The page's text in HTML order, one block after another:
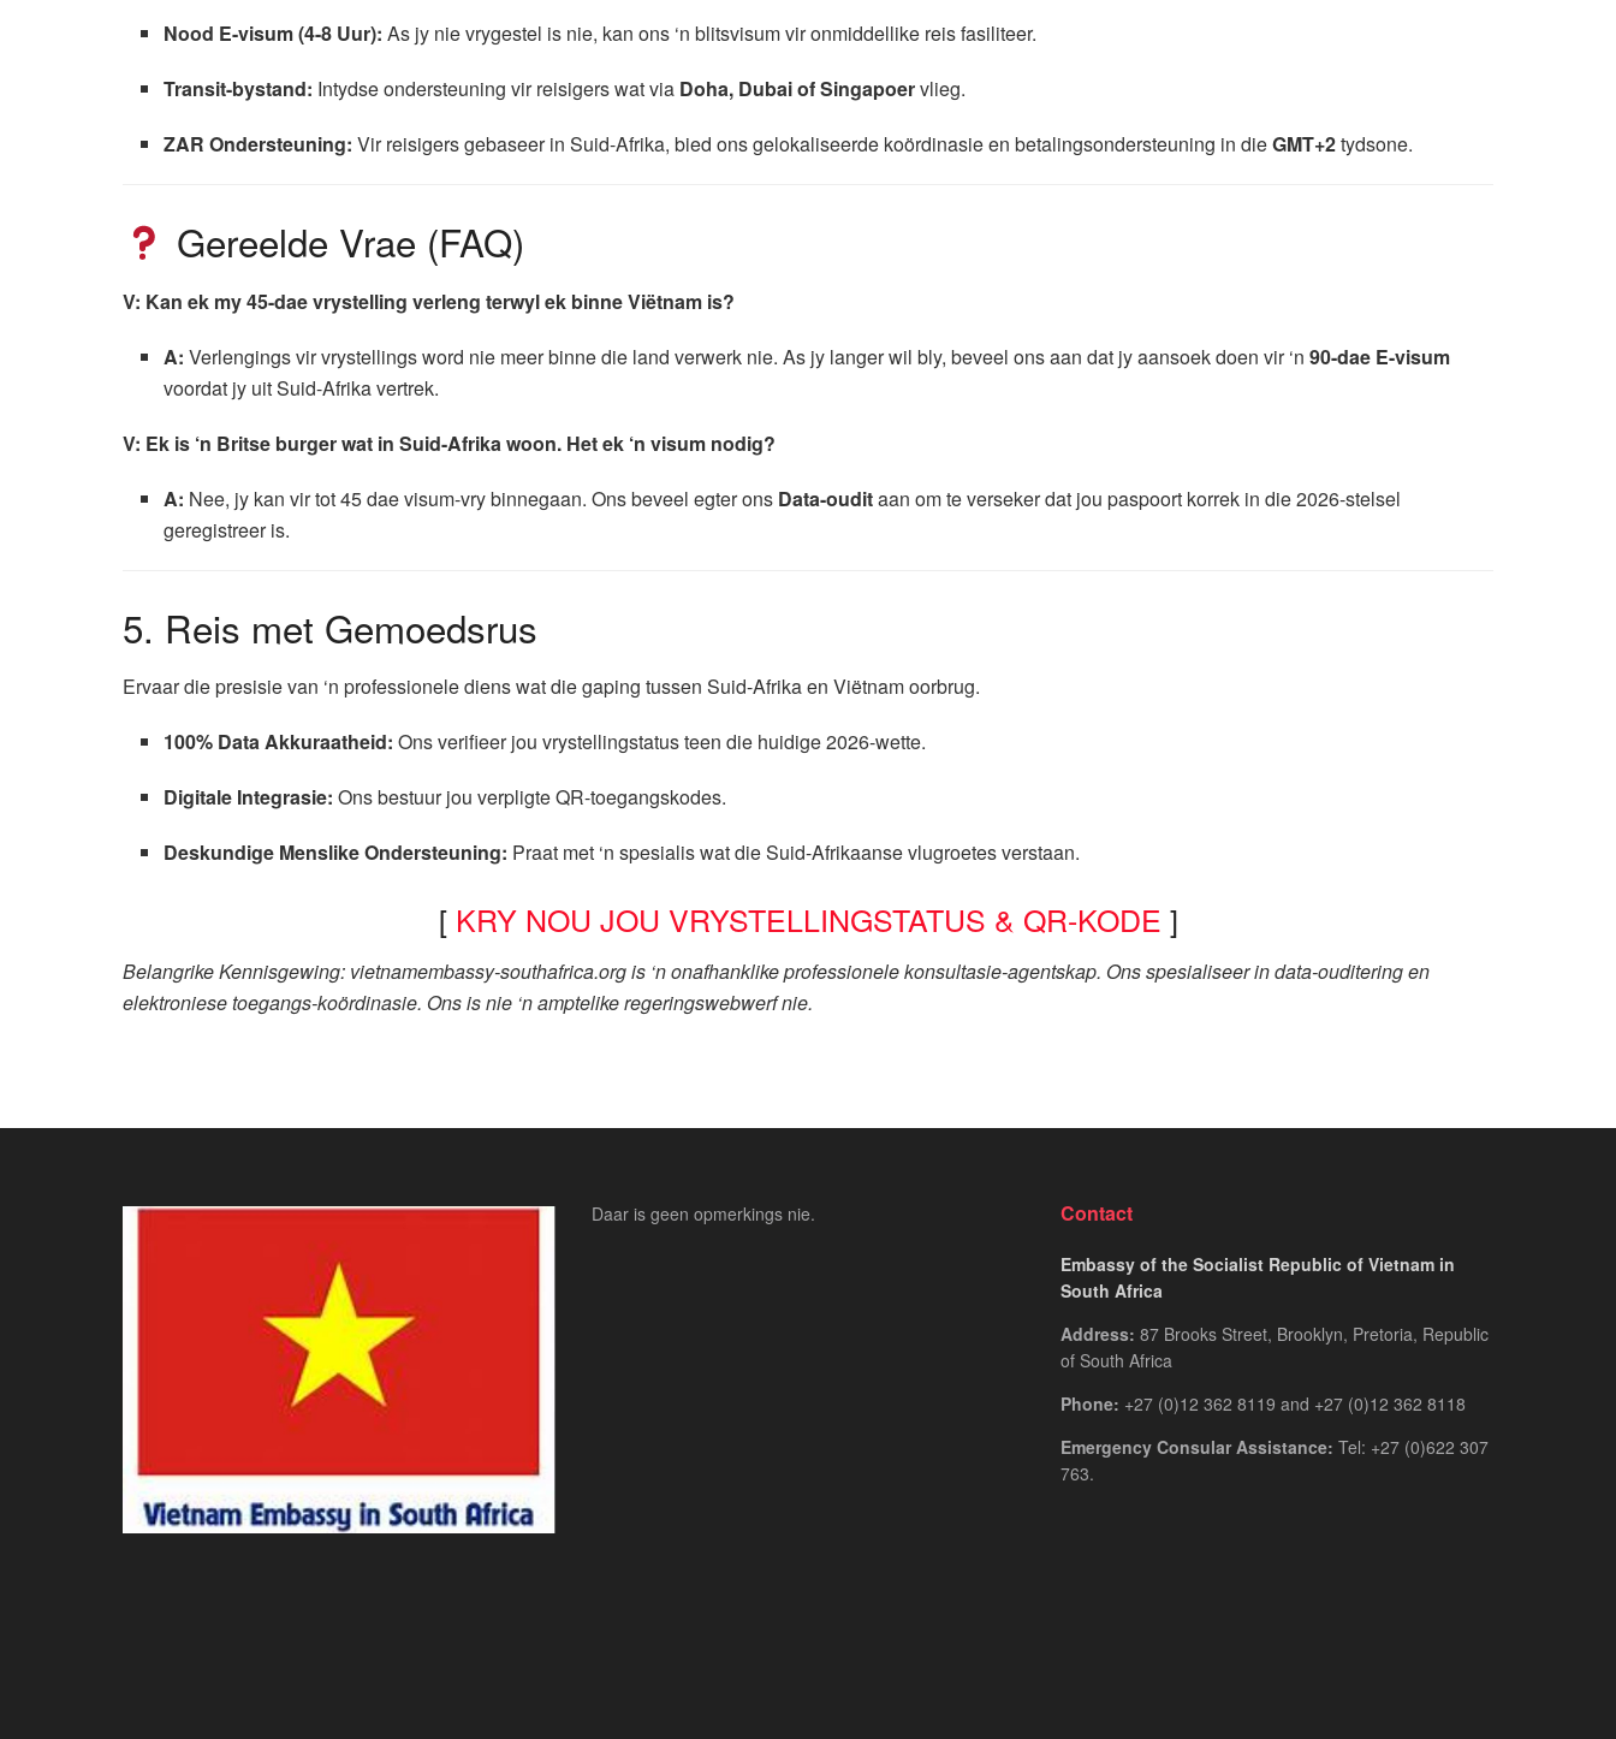
Nood E-visum (4-8 Uur): As jy nie vrygestel is nie, kan ons ‘n blitsvisum vir onmiddellike reis fasiliteer.
Transit-bystand: Intydse ondersteuning vir reisigers wat via Doha, Dubai of Singapoervlieg.
ZAR Ondersteuning: Vir reisigers gebaseer in Suid-Afrika, bied ons gelokaliseerde koördinasie en betalingsondersteuning in dieGMT+2tydsone.
Gereelde Vrae (FAQ)
V: Kan ek my 45-dae vrystelling verleng terwyl ek binne Viëtnam is?
A: Verlengings vir vrystellings word nie meer binne die land verwerk nie. As jy langer wil bly, beveel ons aan dat jy aansoek doen vir ‘n90-dae E-visum
voordat jy uit Suid-Afrika vertrek.
V: Ek is ‘n Britse burger wat in Suid-Afrika woon. Het ek ‘n visum nodig?
A: Nee, jy kan vir tot 45 dae visum-vry binnegaan. Ons beveel egter ons Data-ouditaan om te verseker dat jou paspoort korrek in die 2026-stelsel
geregistreer is.
5. Reis met Gemoedsrus
Ervaar die presisie van ‘n professionele diens wat die gaping tussen Suid-Afrika en Viëtnam oorbrug.
100% Data Akkuraatheid: Ons verifieer jou vrystellingstatus teen die huidige 2026-wette.
Digitale Integrasie: Ons bestuur jou verpligte QR-toegangskodes.
Deskundige Menslike Ondersteuning: Praat met ‘n spesialis wat die Suid-Afrikaanse vlugroetes verstaan.
[ KRY NOU JOU VRYSTELLINGSTATUS & QR-KODE ]
Belangrike Kennisgewing: vietnamembassy-southafrica.org is ‘n onafhanklike professionele konsultasie-agentskap. Ons spesialiseer in data-ouditering en
elektroniese toegangs-koördinasie. Ons is nie ‘n amptelike regeringswebwerf nie.
Daar is geen opmerkings nie. Contact
Embassy of the Socialist Republic of Vietnam in
South Africa
Address: 87 Brooks Street, Brooklyn, Pretoria, Republic
of South Africa
Phone: +27 (0)12 362 8119 and +27 (0)12 362 8118
Emergency Consular Assistance: Tel: +27 (0)622 307
763.